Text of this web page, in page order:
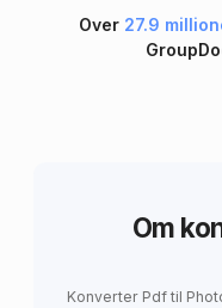
Over 27.9
Om
Konverter Pdf til